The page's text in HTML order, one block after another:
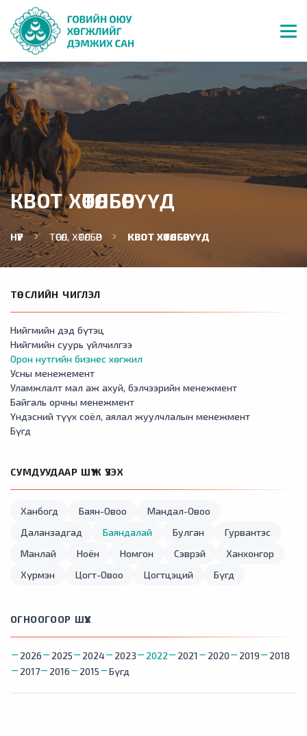
КВОТ ХӨТӨЛБӨРҮҮД
НҮҮР ТӨСӨЛ, ХӨТӨЛБӨР КВОТ ХӨТӨЛБӨРҮҮД
ТӨСЛИЙН ЧИГЛЭЛ
Нийгмийн дэд бүтэц
Нийгмийн суурь үйлчилгээ
Орон нутгийн бизнес хөгжил
Усны менежемент
Уламжлалт мал аж ахуй, бэлчээрийн менежмент
Байгаль орчны менежмент
Үндэсний түүх соёл, аялал жуулчлалын менежмент
Бүгд
СУМДУУДААР ШҮҮЖ ҮЗЭХ
Ханбогд Баян-Овоо
Мандал-Овоо
Даланзадгад
Баяндалай Булган
Гурвантэс
Манлай
Ноён Номгон Сэврэй
Ханхонгор
Хүрмэн
Цогт-Овоо Цогтцэций Бүгд
ОГНООГООР ШҮҮХ
2026 2025 2024 2023 2022 2021 2020 2019
2018
2017
2016 2015 Бүгд